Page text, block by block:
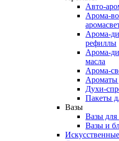
Авто-
Арома-
Арома-
рефиллы
Арома-
масла
Арома-
Ароматы
Духи-
Пакеты
Вазы
Вазы
Вазы и